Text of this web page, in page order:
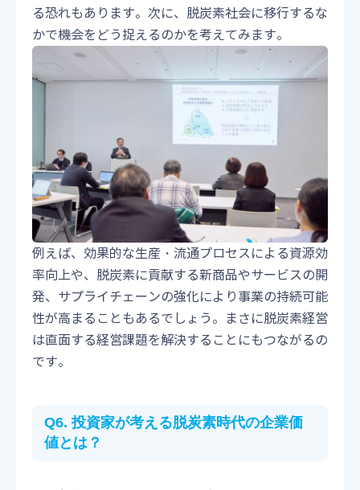
る恐れもあります。次に、脱炭素社会に移行するな
かで機会をどう捉えるのかを考えてみます。
例えば、効果的な生産・流通プロセスによる資源効
率向上や、脱炭素に貢献する新商品やサービスの開
発、サプライチェーンの強化により事業の持続可能
性が高まることもあるでしょう。まさに脱炭素経営
は直面する経営課題を解決することにもつながるの
です。
Q6. 投資家が考える脱炭素時代の企業価
値とは？